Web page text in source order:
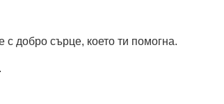
добро сърце, което ти помогна.